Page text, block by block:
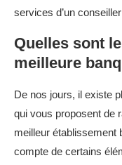
services d’un
Quelles sont
meilleure
De nos jours, il existe
qui vous proposent de
meilleur établissement
compte de certains